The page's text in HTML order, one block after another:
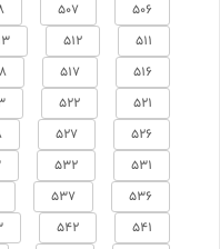
506
507
511
512
516
517
521
522
526
527
531
532
536
537
541
542